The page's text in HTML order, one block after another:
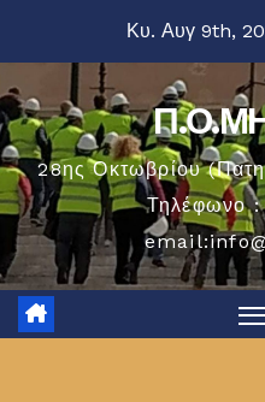
περιεχόμενο
Κυ. Αυγ 9th,
28ης Οκτωβρίου
Τηλέφωνο :